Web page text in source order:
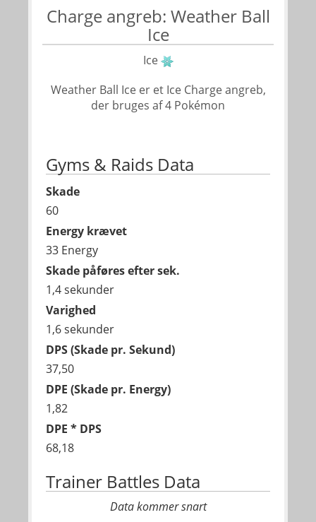
Charge angreb: Weather Ball
Ice
Ice
Weather Ball Ice er et Ice Charge angreb,
der bruges af 4 Pokémon
Gyms & Raids Data
Skade
60
Energy krævet
33 Energy
Skade påføres efter sek.
1,4 sekunder
Varighed
1,6 sekunder
DPS (Skade pr. Sekund)
37,50
DPE (Skade pr. Energy)
1,82
DPE * DPS
68,18
Trainer Battles Data
Data kommer snart